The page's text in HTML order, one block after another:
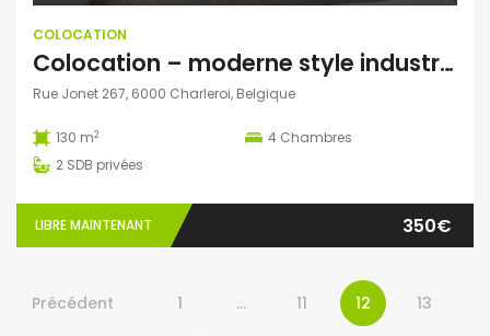
COLOCATION
Colocation – moderne style industriel
Rue Jonet 267, 6000 Charleroi, Belgique
130 m2 4 Chambres
2 SDB privées
LIBRE MAINTENANT 350€
Précédent 1 … 11 12 13